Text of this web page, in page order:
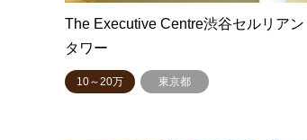
The Executive Centre渋谷セルリアン
タワー
10～20万 東京都